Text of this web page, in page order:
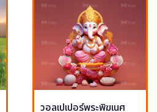
วอลเปเปอร์พระพิฆเนศ